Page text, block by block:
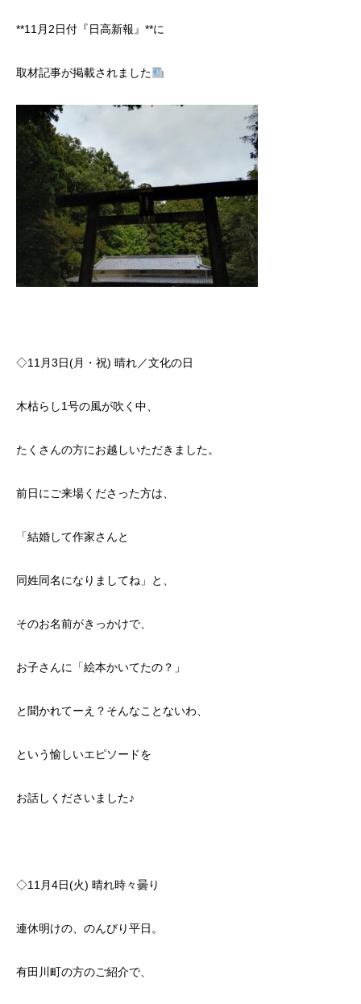
**11月2日付『日高新報』**に
取材記事が掲載されました
◇11月3日(月・祝) 晴れ／文化の日
木枯らし1号の風が吹く中、
たくさんの方にお越しいただきました。
前日にご来場くださった方は、
「結婚して作家さんと
同姓同名になりましてね」と、
そのお名前がきっかけで、
お子さんに「絵本かいてたの？」
と聞かれてーえ？そんなことないわ、
という愉しいエピソードを
お話しくださいました♪
◇11月4日(火) 晴れ時々曇り
連休明けの、のんびり平日。
有田川町の方のご紹介で、